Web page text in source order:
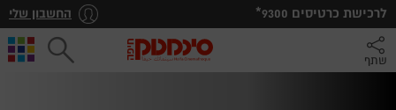
*לרכישת כרטיסים 9300 החשבון שלי
שתף